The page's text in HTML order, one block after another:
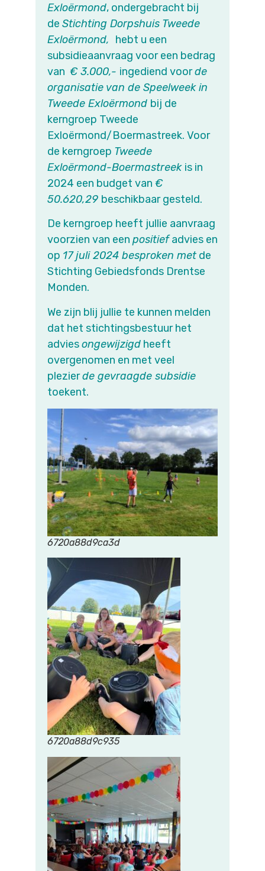
Exloërmond, ondergebracht bij
de Stichting Dorpshuis Tweede
Exloërmond, hebt u een
subsidieaanvraag voor een bedrag
van € 3.000,- ingediend voorde
organisatie van de Speelweek in
Tweede Exloërmond bij de
kerngroep Tweede
Exloërmond/Boermastreek. Voor
de kerngroep Tweede
Exloërmond-Boermastreek is in
2024 een budget van €
50.620,29 beschikbaar gesteld.
De kerngroep heeft jullie aanvraag
voorzien van een positiefadvies en
op 17 juli 2024 besproken met de
Stichting Gebiedsfonds Drentse
Monden.
We zijn blij jullie te kunnen melden
dat het stichtingsbestuur het
adviesongewijzigd heeft
overgenomen en met veel
plezierde gevraagde subsidie
toekent.
6720a88d9ca3d
6720a88d9c935